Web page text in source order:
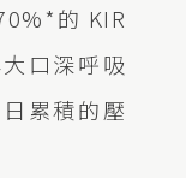
的 KIR
口深呼吸
累積的壓